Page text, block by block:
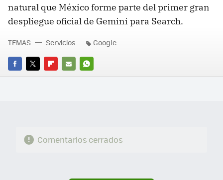
natural que México forme parte del primer gran
despliegue oficial de Gemini para Search.
FACEBOOK
TWITTERFLIPBOARD
E-
WHATSAPP
TEMAS Servicios Google
Comentarios cerrados